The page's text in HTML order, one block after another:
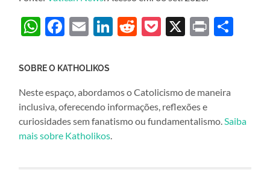
WhatsApp
Facebook
EmailLinkedIn
Reddit
Pocket
X Print
SOBRE O KATHOLIKOS
Neste espaço, abordamos o Catolicismo de maneira
inclusiva, oferecendo informações, reflexões e
curiosidades sem fanatismo ou fundamentalismo.Saiba
mais sobre Katholikos.